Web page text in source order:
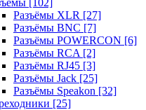
[102]
Разъёмы XLR [27]
Разъёмы BNC [7]
Разъёмы POWERCON [6]
Разъёмы RCA [2]
Разъёмы RJ45 [3]
Разъёмы Jack [25]
Разъёмы Speakon [32]
[25]